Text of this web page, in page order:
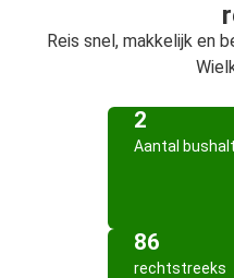
Reis snel, makkelijk en
2
Aantal
86
rechtstreeks